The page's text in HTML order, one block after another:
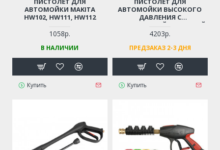
АВТОМОЙКИ MAKITA
HW102, HW111, HW112
1058р.
В НАЛИЧИИ
Купить
АВТОМОЙКИ ВЫСОКОГО
ДАВЛЕНИЯ С
НЕРЖАВЕЮЩЕЙ СТАЛЬНОЙ
ТРУБОЙ
(ПРОФЕССИОНАЛЬНЫЙ,
РЕЗЬБА М14)
4203р.
ПРЕДЗАКАЗ 2-3 ДНЯ
Купить